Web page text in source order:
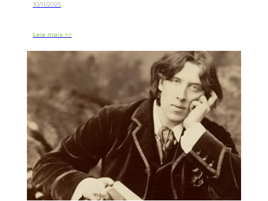
10/11/2025
Leia mais >>